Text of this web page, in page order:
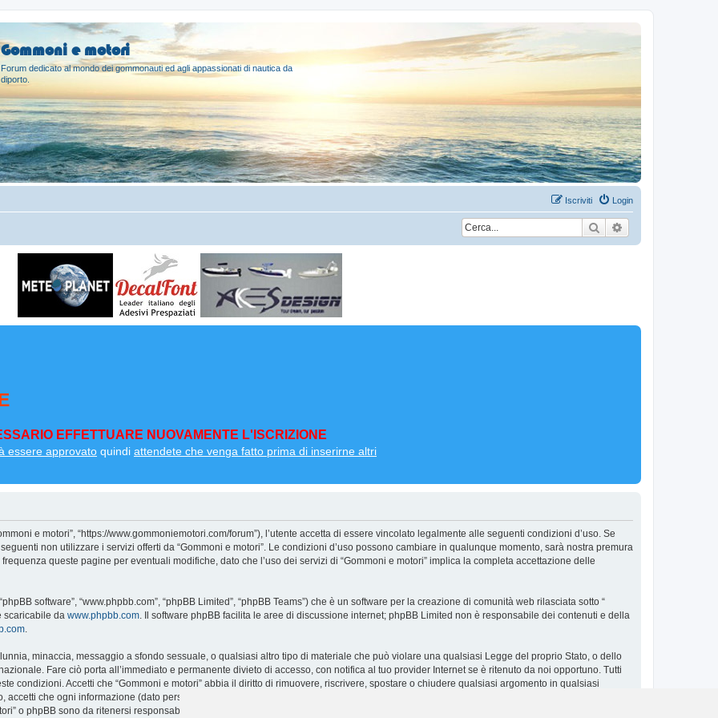
Gommoni e motori
Forum dedicato al mondo dei gommonauti ed agli appassionati di nautica da
diporto.
Login
Iscriviti
Cerca
EFFETTUARE NUOVAMENTE L'ISCRIZIONE
essere approvato quindi attendete che venga fatto prima di inserirne altri
e motori”, “https://www.gommoniemotori.com/forum”), l’utente accetta di essere vincolato legalmente alle seguenti condizioni d’uso. Se
non utilizzare i servizi offerti da “Gommoni e motori”. Le condizioni d’uso possono cambiare in qualunque momento, sarà nostra premura
queste pagine per eventuali modifiche, dato che l’uso dei servizi di “Gommoni e motori” implica la completa accettazione delle
software”, “www.phpbb.com”, “phpBB Limited”, “phpBB Teams”) che è un software per la creazione di comunità web rilasciata sotto “
scaricabile da www.phpbb.com. Il software phpBB facilita le aree di discussione internet; phpBB Limited non è responsabile dei contenuti e della
.
minaccia, messaggio a sfondo sessuale, o qualsiasi altro tipo di materiale che può violare una qualsiasi Legge del proprio Stato, o dello
Fare ciò porta all’immediato e permanente divieto di accesso, con notifica al tuo provider Internet se è ritenuto da noi opportuno. Tutti
condizioni. Accetti che “Gommoni e motori” abbia il diritto di rimuovere, riscrivere, spostare o chiudere qualsiasi argomento in qualsiasi
che ogni informazione (dato personale) tu abbia inviato sia conservata in un database. Al contempo queste informazioni non saranno
o phpBB sono da ritenersi responsabili per qualsiasi violazione al sistema che possa compromettere queste informazioni.